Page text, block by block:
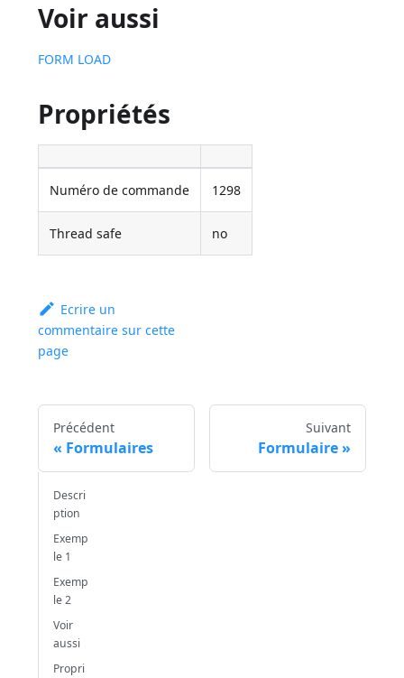
Voir aussi
FORM LOAD
Propriétés
Numéro de commande 1298
Thread safe no
Ecrire un
commentaire sur cette
page
Précédent
Formulaires
Suivant
Formulaire
Descri
ption
Exemp
le 1
Exemp
le 2
Voir
aussi
Propri